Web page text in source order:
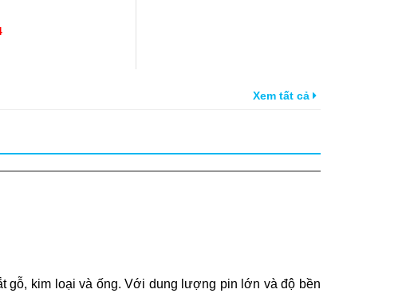
Xem tất cả
gỗ, kim loại và ống. Với dung lượng pin lớn và độ bền